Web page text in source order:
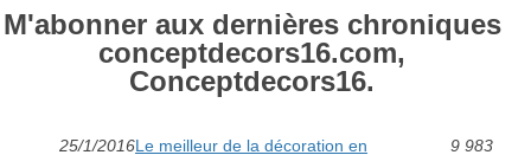
M'abonner aux dernières chroniques
conceptdecors16.com,
Conceptdecors16.
25/1/2016Le meilleur de la décoration en
9 983